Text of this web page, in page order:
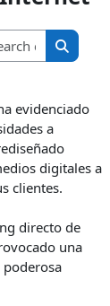
Search
Search
evidenciado
a
digitales a
clientes.
directo de
una
poderosa